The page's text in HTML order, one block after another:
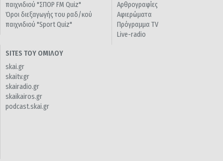
παιχνιδιού "ΣΠΟΡ FM Quiz"
Όροι διεξαγωγής του ραδ/κού
παιχνιδιού "Sport Quiz"
Αρθρογραφίες
Αφιερώματα
Πρόγραμμα TV
Live-radio
SITES ΤΟΥ ΟΜΙΛΟΥ
skai.gr
skaitv.gr
skairadio.gr
skaikairos.gr
podcast.skai.gr